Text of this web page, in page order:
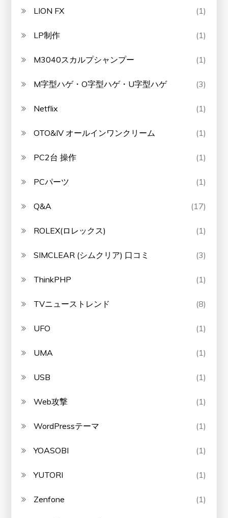
LION FX (1)
LP制作 (1)
M3040スカルプシャンプー (1)
M字型ハゲ・O字型ハゲ・U字型ハゲ (3)
Netflix (1)
OTO&IV オールインワンクリーム (1)
PC2台 操作 (1)
PCパーツ (1)
Q&A (17)
ROLEX(ロレックス) (1)
SIMCLEAR (シムクリア) 口コミ (3)
ThinkPHP (1)
TVニューストレンド (8)
UFO (1)
UMA (1)
USB (1)
Web攻撃 (1)
WordPressテーマ (1)
YOASOBI (1)
YUTORI (1)
Zenfone (1)